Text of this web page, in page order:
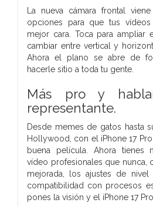
La nueva cámara frontal
opciones para que tus
mejor cara. Toca para
cambiar entre vertical y
Ahora el plano se abre de
hacerle sitio a toda tu gente.
Más pro y
representante.
Desde memes de gatos hasta
Hollywood, con el iPhone 17
buena película. Ahora tienes
vídeo profesionales que nunca,
mejorada, los ajustes de
compatibilidad con procesos
pones la visión y el iPhone 17